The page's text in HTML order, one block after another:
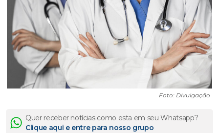
Foto: Divulgação
Quer receber notícias como esta em seu Whatsapp?
Clique aqui e entre para nosso grupo